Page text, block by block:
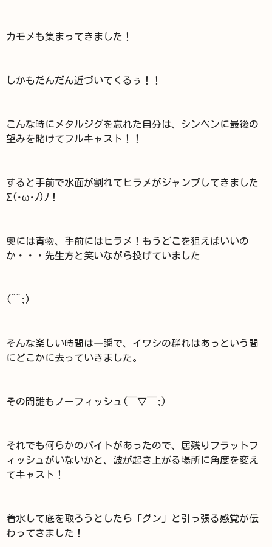
カモメも集まってきました！
しかもだんだん近づいてくるぅ！！
こんな時にメタルジグを忘れた自分は、シンペンに最後の
望みを賭けてフルキャスト！！
すると手前で水面が割れてヒラメがジャンプしてきました
Σ(･ω･ﾉ)ﾉ！
奥には青物、手前にはヒラメ！もうどこを狙えばいいの
か・・・先生方と笑いながら投げていました
(^^;)
そんな楽しい時間は一瞬で、イワシの群れはあっという間
にどこかに去っていきました。
その間誰もノーフィッシュ(￣▽￣;)
それでも何らかのバイトがあったので、居残りフラットフ
ィッシュがいないかと、波が起き上がる場所に角度を変え
てキャスト！
着水して底を取ろうとしたら「グン」と引っ張る感覚が伝
わってきました！